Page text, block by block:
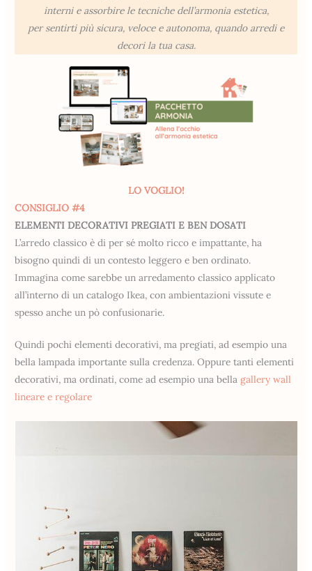
interni e assorbire le tecniche dell’armonia estetica,
per sentirti più sicura, veloce e autonoma, quando arredi e
decori la tua casa.
LO VOGLIO!
CONSIGLIO #4
ELEMENTI DECORATIVI PREGIATI E BEN DOSATI
L’arredo classico è di per sé molto ricco e impattante, ha
bisogno quindi di un contesto leggero e ben ordinato.
Immagina come sarebbe un arredamento classico applicato
all’interno di un catalogo Ikea, con ambientazioni vissute e
spesso anche un pò confusionarie.
Quindi pochi elementi decorativi, ma pregiati, ad esempio una
bella lampada importante sulla credenza. Oppure tanti elementi
decorativi, ma ordinati, come ad esempio una bellagallery wall
lineare e regolare